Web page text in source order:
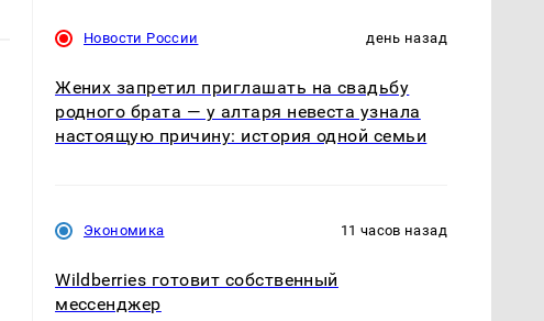
Новости России день назад
Жених запретил приглашать на свадьбу
родного брата — у алтаря невеста узнала
настоящую причину: история одной семьи
Экономика 11 часов назад
Wildberries готовит собственный
мессенджер